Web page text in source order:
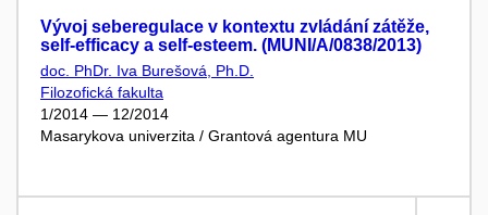
Vývoj seberegulace v kontextu zvládání zátěže,
self-efficacy a self-esteem. (MUNI/A/0838/2013)
doc. PhDr. Iva Burešová, Ph.D.
Filozofická fakulta
1/2014 — 12/2014
Masarykova univerzita / Grantová agentura MU